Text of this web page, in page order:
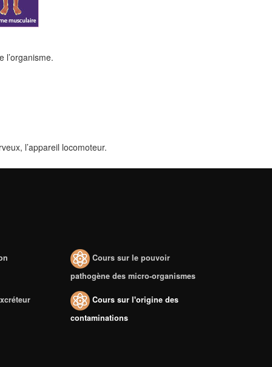
l’organisme.
l’appareil locomoteur.
Cours sur le pouvoir
pathogène des micro-organismes
Cours sur l'origine des
contaminations